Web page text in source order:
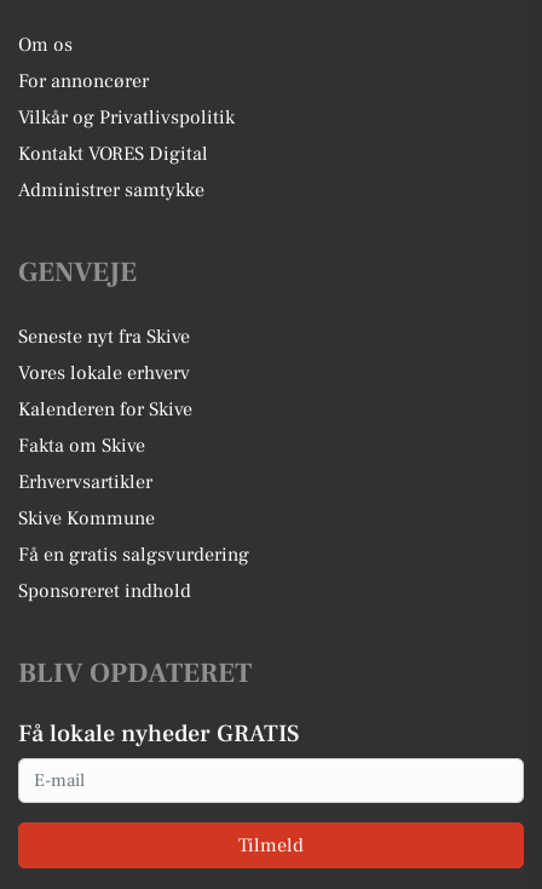
Om os
For annoncører
Vilkår og Privatlivspolitik
Kontakt VORES Digital
Administrer samtykke
GENVEJE
Seneste nyt fra Skive
Vores lokale erhverv
Kalenderen for Skive
Fakta om Skive
Erhvervsartikler
Skive Kommune
Få en gratis salgsvurdering
Sponsoreret indhold
BLIV OPDATERET
Få lokale nyheder GRATIS
Email
Tilmeld